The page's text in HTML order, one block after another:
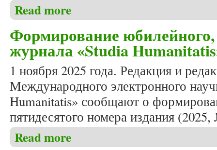
Read more
Формирование юбилейного,
журнала «Studia
1 ноября 2025 года. Редакция и
Международного электронного
Humanitatis» сообщают о
пятидесятого номера издания
Read more